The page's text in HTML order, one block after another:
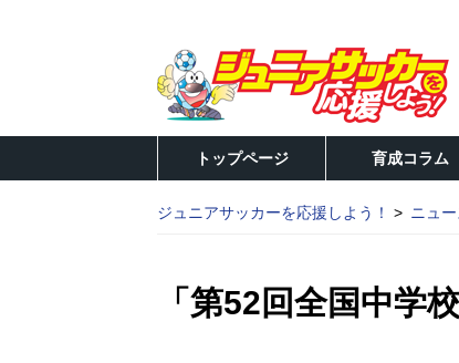
トップページ 育成コラム
ジュニアサッカーを応援しよう！ ニュー
「第52回全国中学